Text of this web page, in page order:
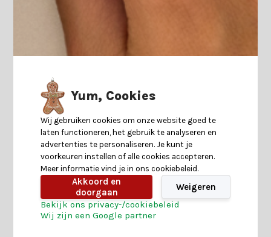
Yum, Cookies
Wij gebruiken cookies om onze website goed te
laten functioneren, het gebruik te analyseren en
advertenties te personaliseren. Je kunt je
voorkeuren instellen of alle cookies accepteren.
Meer informatie vind je in ons cookiebeleid.
Akkoord en
doorgaan
Weigeren
Bekijk ons privacy-/cookiebeleid
Wij zijn een Google partner